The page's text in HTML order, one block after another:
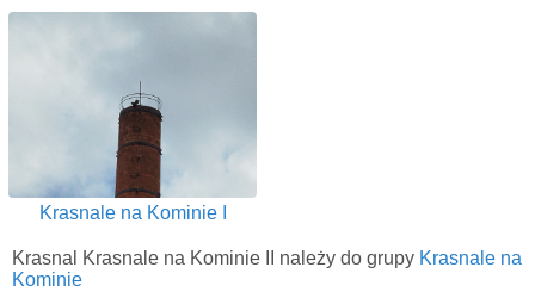
Krasnale na Kominie I
Krasnal Krasnale na Kominie II należy do grupy Krasnale na
Kominie